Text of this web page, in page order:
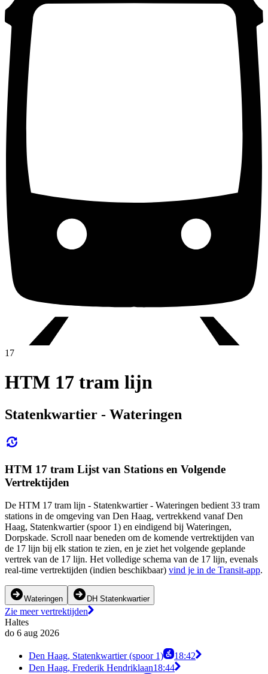
17
HTM 17 tram lijn
Statenkwartier - Wateringen
HTM 17 tram Lijst van Stations en Volgende
Vertrektijden
De HTM 17 tram lijn - Statenkwartier - Wateringen bedient 33 tram
stations in de omgeving van Den Haag, vertrekkend vanaf Den
Haag, Statenkwartier (spoor 1) en eindigend bij Wateringen,
Dorpskade. Scroll naar beneden om de komende vertrektijden van
de 17 lijn bij elk station te zien, en je ziet het volgende geplande
vertrek van de 17 lijn. Het volledige schema van de 17 lijn, evenals
real-time vertrektijden (indien beschikbaar) vind je in de Transit-app.
Wateringen DH Statenkwartier
Zie meer vertrektijden
Haltes
do 6 aug 2026
Den Haag, Statenkwartier (spoor 1)
18:42
Den Haag, Frederik Hendriklaan18:44